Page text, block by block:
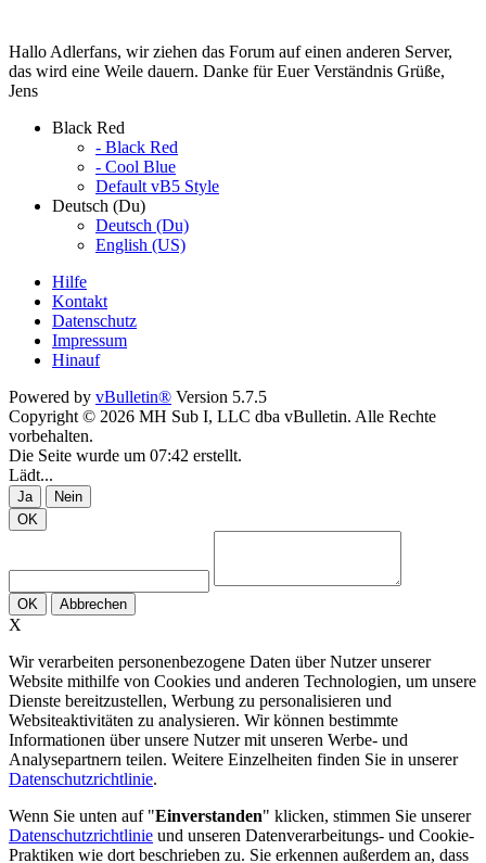
Hallo Adlerfans, wir ziehen das Forum auf einen anderen Server,
das wird eine Weile dauern. Danke für Euer Verständnis Grüße,
Jens
Black Red
- Black Red
- Cool Blue
Default vB5 Style
Deutsch (Du)
Deutsch (Du)
English (US)
Hilfe
Kontakt
Datenschutz
Impressum
Hinauf
Powered by vBulletin® Version 5.7.5
Copyright © 2026 MH Sub I, LLC dba vBulletin. Alle Rechte
vorbehalten.
Die Seite wurde um 07:42 erstellt.
Lädt...
Ja
Nein
OK
OK Abbrechen
X
Wir verarbeiten personenbezogene Daten über Nutzer unserer
Website mithilfe von Cookies und anderen Technologien, um unsere
Dienste bereitzustellen, Werbung zu personalisieren und
Websiteaktivitäten zu analysieren. Wir können bestimmte
Informationen über unsere Nutzer mit unseren Werbe- und
Analysepartnern teilen. Weitere Einzelheiten finden Sie in unserer
Datenschutzrichtlinie.
Wenn Sie unten auf "Einverstanden" klicken, stimmen Sie unserer
Datenschutzrichtlinie und unseren Datenverarbeitungs- und Cookie-
Praktiken wie dort beschrieben zu. Sie erkennen außerdem an, dass